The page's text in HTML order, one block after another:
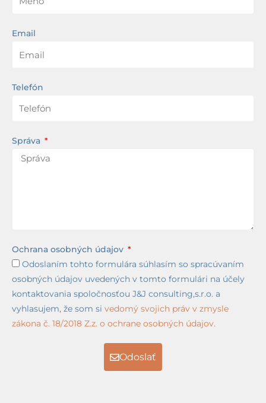
Email
Telefón
Správa
Ochrana osobných údajov
Odoslaním tohto formulára súhlasím so spracúvaním
osobných údajov uvedených v tomto formulári na účely
kontaktovania spoločnosťou J&J consulting,s.r.o. a
vyhlasujem, že som si vedomý svojich práv v zmysle
zákona č. 18/2018 Z.z. o ochrane osobných údajov.
Odoslať